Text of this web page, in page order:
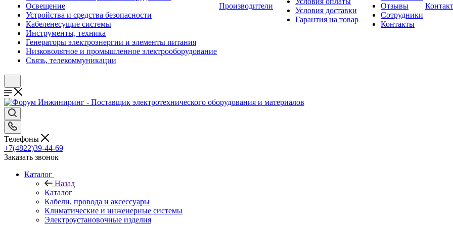
Освещение
Устройства и средства безопасности
Кабеленесущие системы
Инструменты, техника
Генераторы электроэнергии и элементы питания
Низковольтное и промышленное электрооборудование
Связь, телекоммуникации
Производители
Условия доставки
Гарантия на товар
Отзывы
Сотрудники
Контакты
Телефоны
+7(4822)39-44-69
Заказать звонок
Каталог
Назад
Каталог
Кабели, провода и аксессуары
Климатические и инженерные системы
Электроустановочные изделия